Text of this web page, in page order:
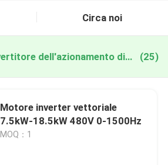
Circa noi
Porcellana Invertitore dell'azionamento di frequenza (25)
Motore inverter vettoriale
7.5kW-18.5kW 480V 0-1500Hz
MOQ：1